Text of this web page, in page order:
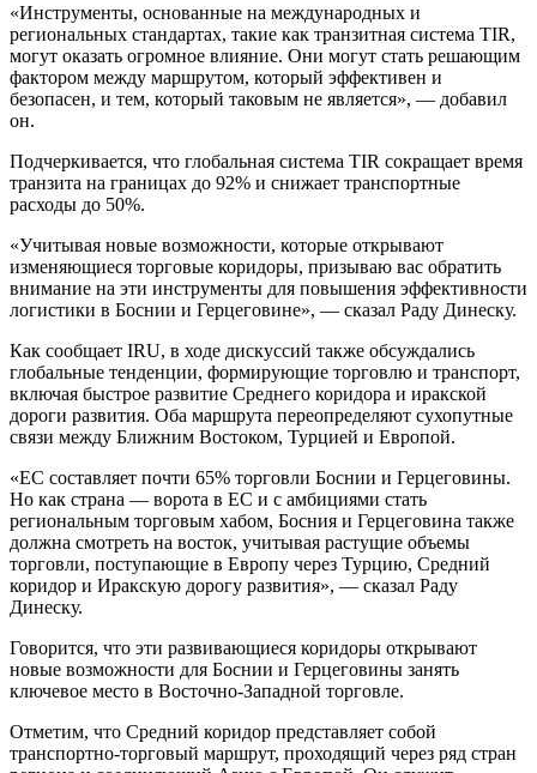
«Инструменты, основанные на международных и
региональных стандартах, такие как транзитная система TIR,
могут оказать огромное влияние. Они могут стать решающим
фактором между маршрутом, который эффективен и
безопасен, и тем, который таковым не является», — добавил
он.
Подчеркивается, что глобальная система TIR сокращает время
транзита на границах до 92% и снижает транспортные
расходы до 50%.
«Учитывая новые возможности, которые открывают
изменяющиеся торговые коридоры, призываю вас обратить
внимание на эти инструменты для повышения эффективности
логистики в Боснии и Герцеговине», — сказал Раду Динеску.
Как сообщает IRU, в ходе дискуссий также обсуждались
глобальные тенденции, формирующие торговлю и транспорт,
включая быстрое развитие Среднего коридора и иракской
дороги развития. Оба маршрута переопределяют сухопутные
связи между Ближним Востоком, Турцией и Европой.
«ЕС составляет почти 65% торговли Боснии и Герцеговины.
Но как страна — ворота в ЕС и с амбициями стать
региональным торговым хабом, Босния и Герцеговина также
должна смотреть на восток, учитывая растущие объемы
торговли, поступающие в Европу через Турцию, Средний
коридор и Иракскую дорогу развития», — сказал Раду
Динеску.
Говорится, что эти развивающиеся коридоры открывают
новые возможности для Боснии и Герцеговины занять
ключевое место в Восточно-Западной торговле.
Отметим, что Средний коридор представляет собой
транспортно-торговый маршрут, проходящий через ряд стран